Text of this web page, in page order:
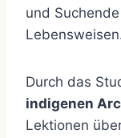
und
Durch das
indigenen
Lektionen